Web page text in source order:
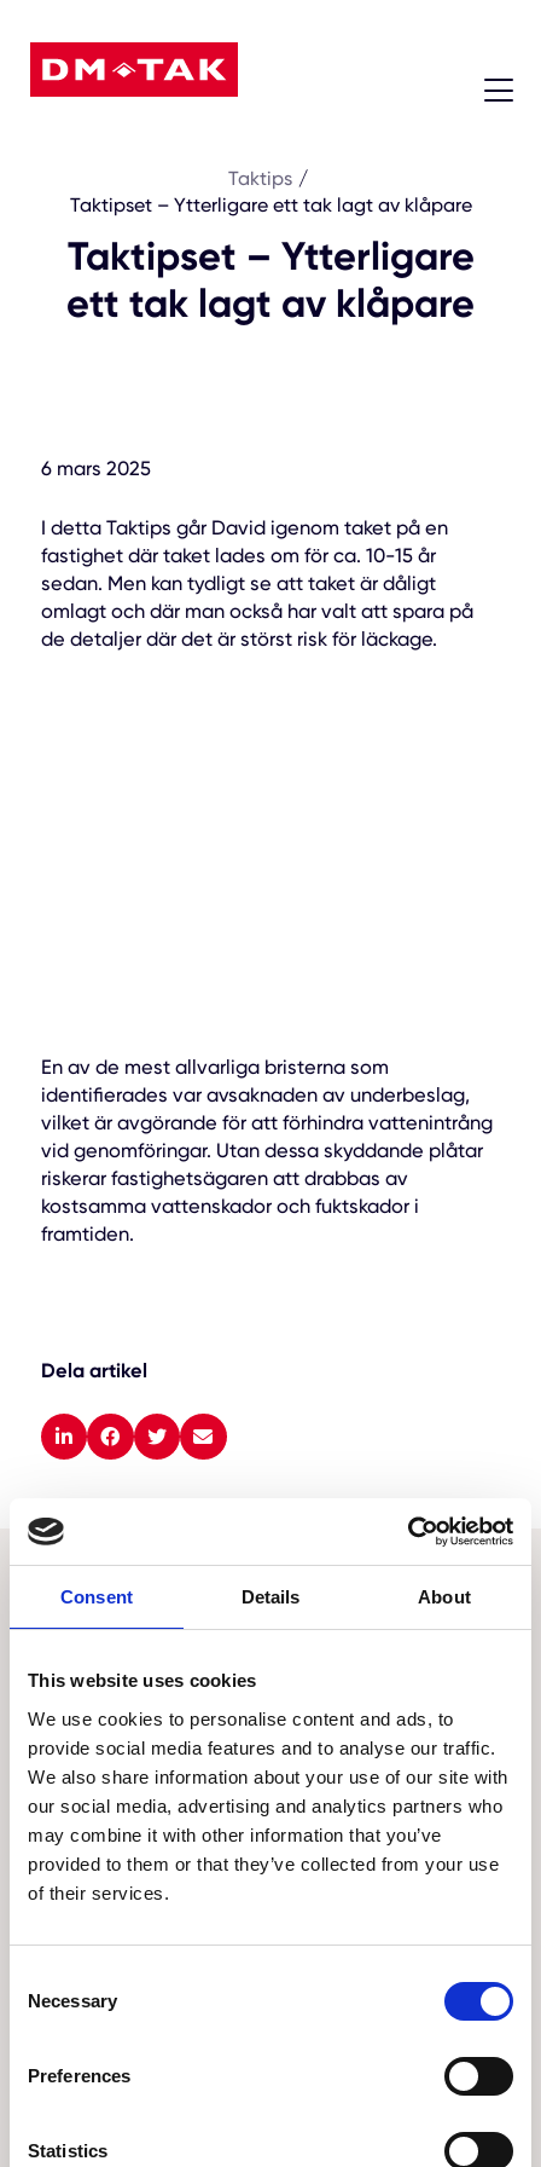
Consent Details About
This website uses cookies
We use cookies to personalise content and ads, to
provide social media features and to analyse our traffic.
We also share information about your use of our site with
our social media, advertising and analytics partners who
may combine it with other information that you’ve
provided to them or that they’ve collected from your use
of their services.
Selection
Necessary
Preferences
Statistics
Taktips /
Taktipset – Ytterligare ett tak lagt av klåpare
Taktipset – Ytterligare
ett tak lagt av klåpare
6 mars 2025
I detta Taktips går David igenom taket på en
fastighet där taket lades om för ca. 10-15 år
sedan. Men kan tydligt se att taket är dåligt
omlagt och där man också har valt att spara på
de detaljer där det är störst risk för läckage.
En av de mest allvarliga bristerna som
identifierades var avsaknaden av underbeslag,
vilket är avgörande för att förhindra vattenintrång
vid genomföringar. Utan dessa skyddande plåtar
riskerar fastighetsägaren att drabbas av
kostsamma vattenskador och fuktskador i
framtiden.
Dela artikel
Relaterade nyheter
19 december 2025
Taktipset – Hur
förlänger man takets
livslängd?
förlänger takets livslängd. David lyfter bland
annat hur viktigt det är med underhåll